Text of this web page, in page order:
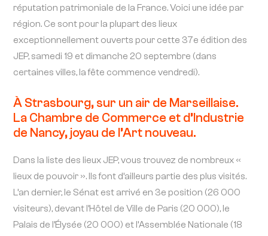
réputation patrimoniale de la France. Voici une idée par
région. Ce sont pour la plupart des lieux
exceptionnellement ouverts pour cette 37e édition des
JEP, samedi 19 et dimanche 20 septembre (dans
certaines villes, la fête commence vendredi).
À Strasbourg, sur un air de Marseillaise.
La Chambre de Commerce et d’Industrie
de Nancy, joyau de l’Art nouveau.
Dans la liste des lieux JEP, vous trouvez de nombreux «
lieux de pouvoir ». Ils font d’ailleurs partie des plus visités.
L’an dernier, le Sénat est arrivé en 3e position (26 000
visiteurs), devant l’Hôtel de Ville de Paris (20 000), le
Palais de l’Élysée (20 000) et l’Assemblée Nationale (18